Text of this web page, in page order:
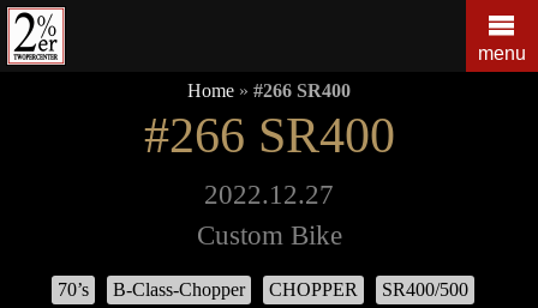
コ
ン
テ
menu
Home » #266 SR400
#266 SR400
2022.12.27
Custom Bike
70’s B-Class-Chopper CHOPPER SR400/500